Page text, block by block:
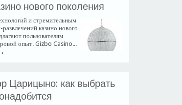
нового поколения
и стремительным
казино нового
пользователям
опыт. Gizbo Casino...
Царицыно: как выбрать